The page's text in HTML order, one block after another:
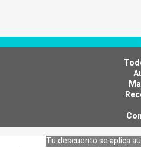
Tu descuento se aplica